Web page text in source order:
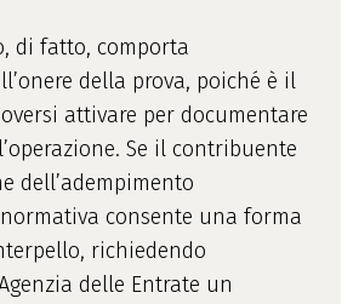
di fatto, comporta
della prova, poiché è il
attivare per documentare
Se il contribuente
dell’adempimento
consente una forma
richiedendo
delle Entrate un